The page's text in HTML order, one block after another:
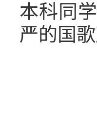
本科同
严的国